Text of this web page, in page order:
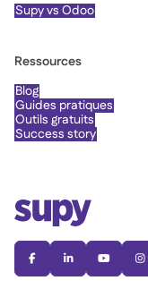
   
Supy vs Odoo
Ressources
Blog
Guides pratiques
Outils gratuits
Success story